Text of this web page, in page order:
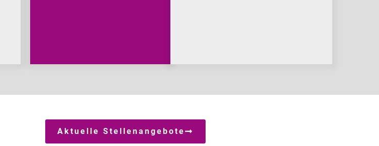
Aktuelle Stellenangebote